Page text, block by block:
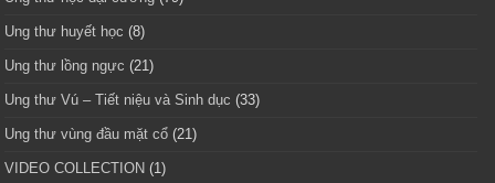
Ung thư huyết học (8)
Ung thư lồng ngực (21)
Ung thư Vú – Tiết niệu và Sinh dục (33)
Ung thư vùng đầu mặt cổ (21)
VIDEO COLLECTION (1)